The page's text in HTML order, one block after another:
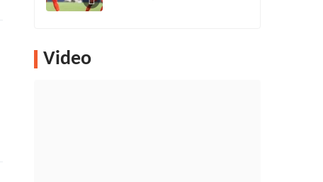
Video